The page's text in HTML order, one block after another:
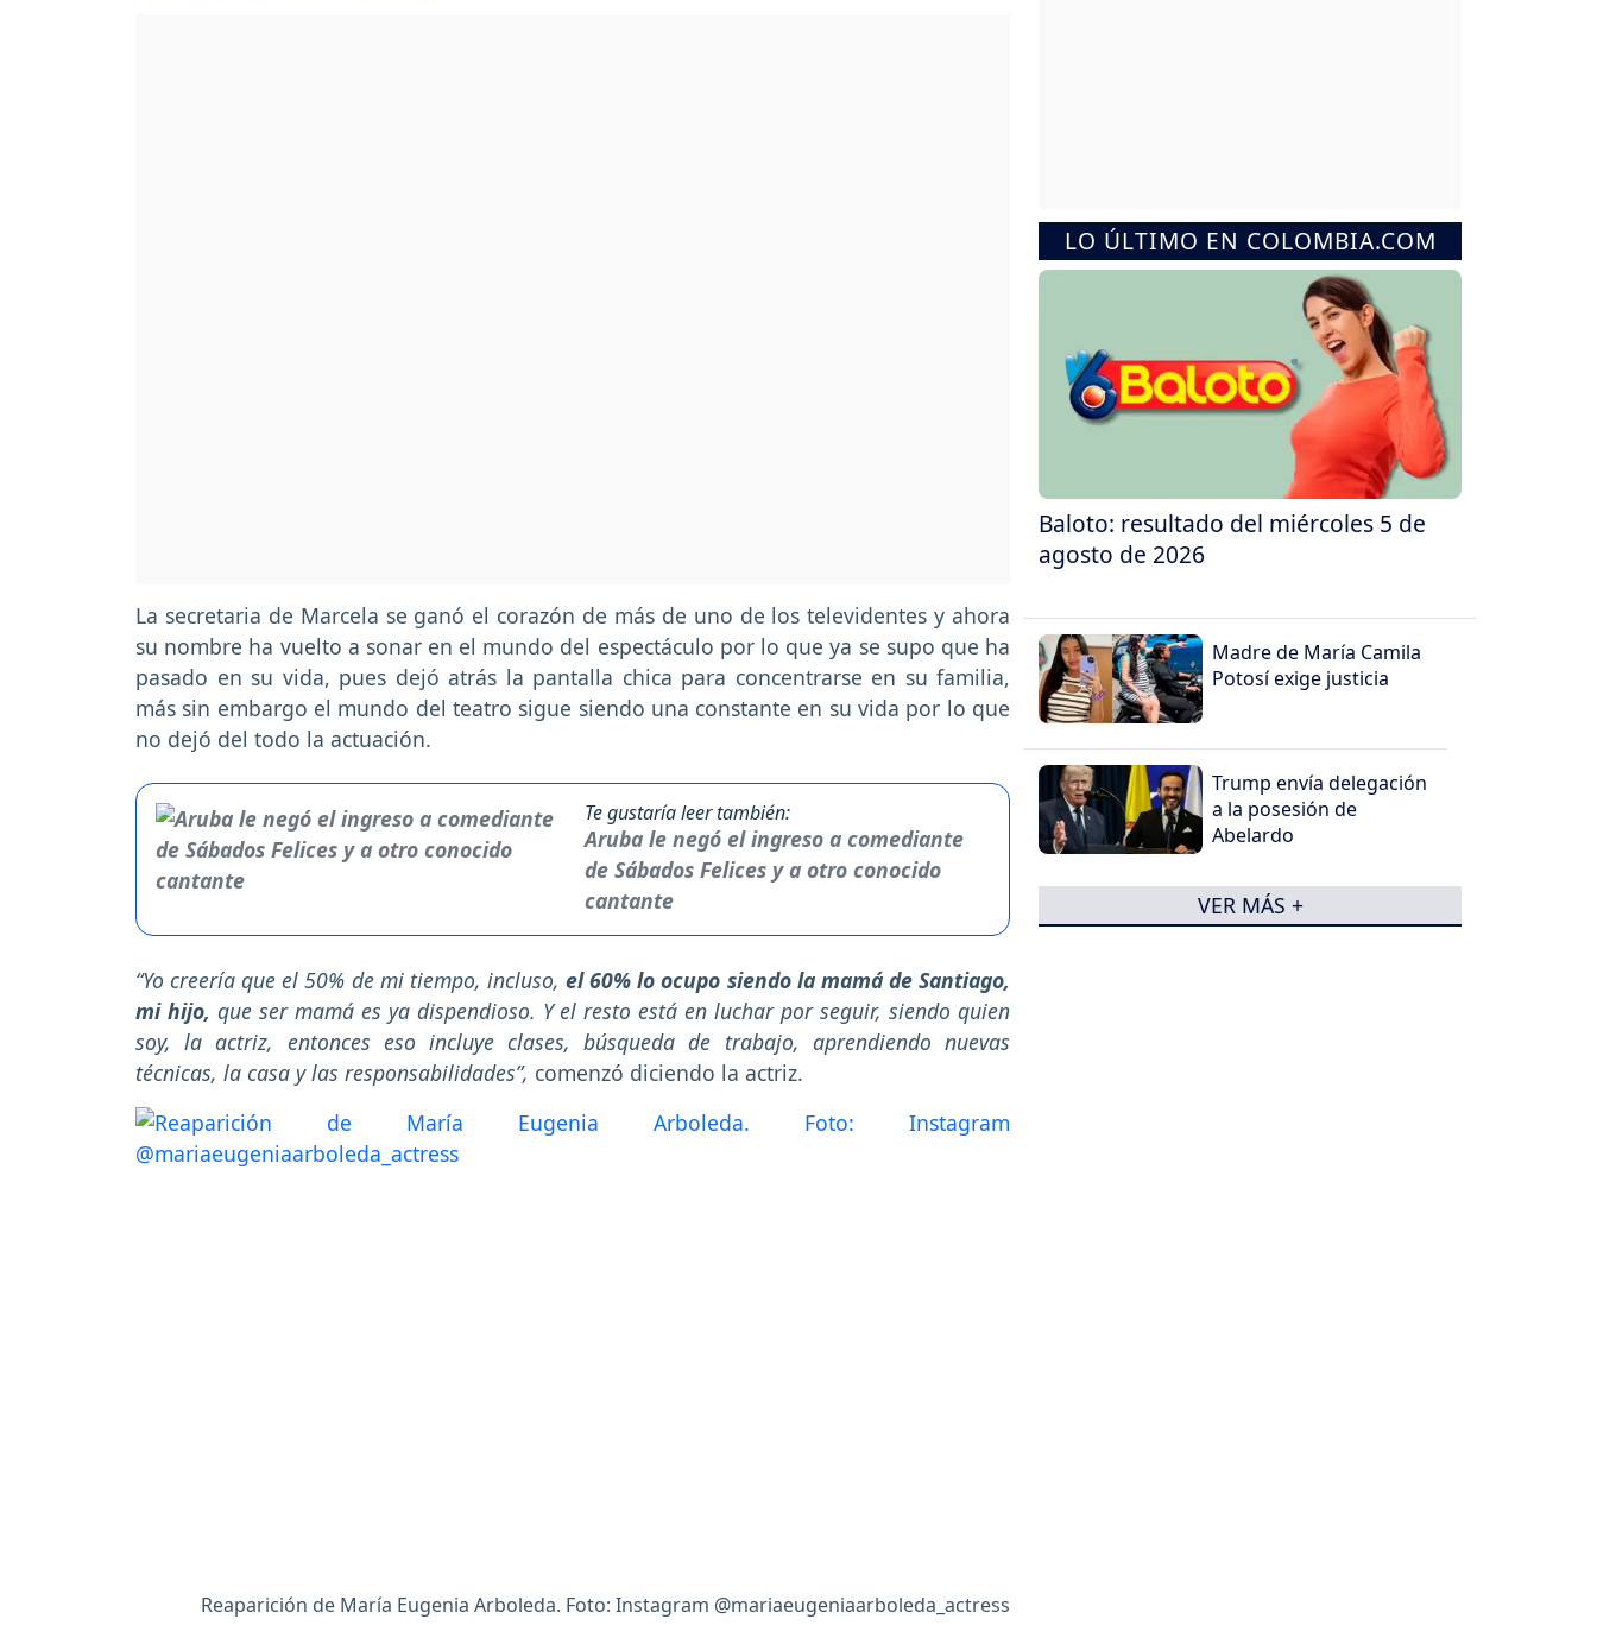
La secretaria de Marcela se ganó el corazón de más de uno de los televidentes y ahora
su nombre ha vuelto a sonar en el mundo del espectáculo por lo que ya se supo que ha
pasado en su vida, pues dejó atrás la pantalla chica para concentrarse en su familia,
más sin embargo el mundo del teatro sigue siendo una constante en su vida por lo que
no dejó del todo la actuación.
Te gustaría leer también:
Aruba le negó el ingreso a comediante
de Sábados Felices y a otro conocido
cantante
“Yo creería que el 50% de mi tiempo, incluso, el 60% lo ocupo siendo la mamá de Santiago,
mi hijo, que ser mamá es ya dispendioso. Y el resto está en luchar por seguir, siendo quien
soy, la actriz, entonces eso incluye clases, búsqueda de trabajo, aprendiendo nuevas
técnicas, la casa y las responsabilidades”, comenzó diciendo la actriz.
Reaparición de María Eugenia Arboleda. Foto: Instagram @mariaeugeniaarboleda_actress
LO ÚLTIMO EN COLOMBIA.COM
Baloto: resultado del miércoles 5 de
agosto de 2026
Madre de María Camila
Potosí exige justicia
Trump envía delegación
a la posesión de
Abelardo
VER MÁS +